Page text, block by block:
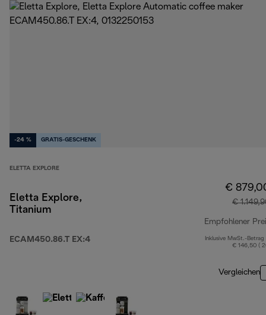
-24 % GRATIS-GESCHENK
ELETTA EXPLORE
Eletta Explore,
Titanium
ECAM450.86.T EX:4
€
€
Empfohlener
Inklusive MwSt.-Betrag
€ 146,50 (
Vergleichen